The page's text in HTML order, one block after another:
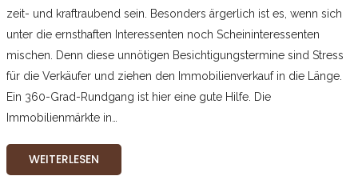
zeit- und kraftraubend sein. Besonders ärgerlich ist es, wenn sich
unter die ernsthaften Interessenten noch Scheininteressenten
mischen. Denn diese unnötigen Besichtigungstermine sind Stress
für die Verkäufer und ziehen den Immobilienverkauf in die Länge.
Ein 360-Grad-Rundgang ist hier eine gute Hilfe. Die
Immobilienmärkte in…
WEITERLESEN